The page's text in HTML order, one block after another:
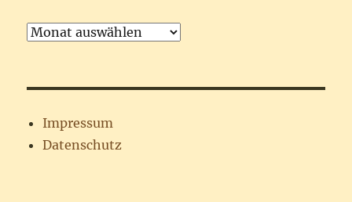
Archiv
Impressum
Datenschutz